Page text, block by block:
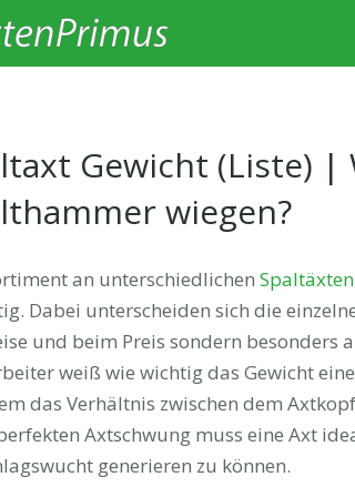
Gewicht (Liste) |
wiegen?
an unterschiedlichen
Dabei unterscheiden sich die
und beim Preis sondern besonders
weiß wie wichtig das Gewicht
das Verhältnis zwischen dem
Axtschwung muss eine Axt
generieren zu können.